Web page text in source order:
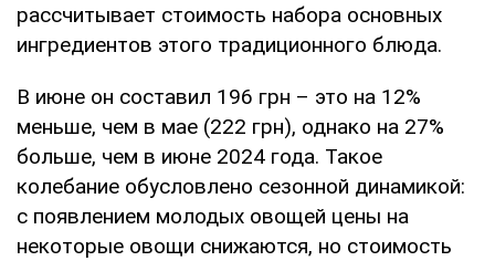
рассчитывает стоимость набора основных
ингредиентов этого традиционного блюда.
В июне он составил 196 грн – это на 12%
меньше, чем в мае (222 грн), однако на 27%
больше, чем в июне 2024 года. Такое
колебание обусловлено сезонной динамикой:
с появлением молодых овощей цены на
некоторые овощи снижаются, но стоимость